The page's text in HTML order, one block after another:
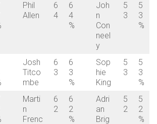
Phil
Allen
6
4
6
4
%
Joh
n
Con
neel
y
5
3
5
3
%
Josh
Titco
mbe
6
3
6
3
%
Sop
hie
King
5
3
5
3
%
Marti
n
Frenc
6
2
6
2
%
Adri
an
Brig
5
2
5
2
%